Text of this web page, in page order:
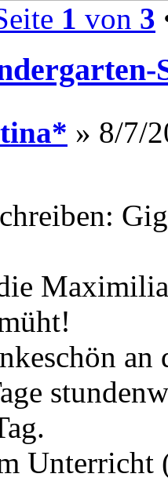
1 von 3
» 8/7/
an
Unterricht